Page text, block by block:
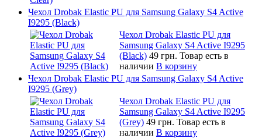
Чехол Drobak Elastic PU для Samsung Galaxy S4 Active
I9295 (Black)
Чехол Drobak Elastic PU для
Samsung Galaxy S4 Active I9295
(Black) 49 грн. Товар есть в
наличии В корзину
Чехол Drobak Elastic PU для Samsung Galaxy S4 Active
I9295 (Grey)
Чехол Drobak Elastic PU для
Samsung Galaxy S4 Active I9295
(Grey) 49 грн. Товар есть в
наличии В корзину